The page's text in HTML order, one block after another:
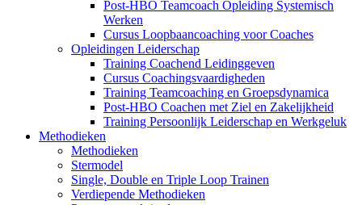
Post-HBO Teamcoach Opleiding Systemisch
Werken
Cursus Loopbaancoaching voor Coaches
Opleidingen Leiderschap
Training Coachend Leidinggeven
Cursus Coachingsvaardigheden
Training Teamcoaching en Groepsdynamica
Post-HBO Coachen met Ziel en Zakelijkheid
Training Persoonlijk Leiderschap en Werkgeluk
Methodieken
Methodieken
Stermodel
Single, Double en Triple Loop Trainen
Verdiepende Methodieken